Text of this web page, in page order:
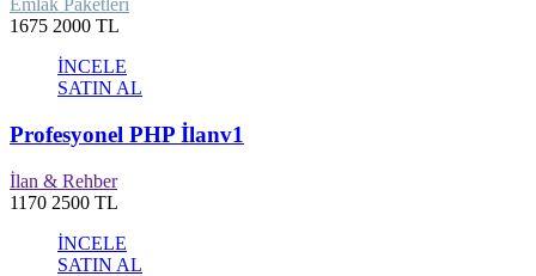
Emlak Paketleri
1675 2000 TL
İNCELE
SATIN AL
Profesyonel PHP İlanv1
İlan & Rehber
1170 2500 TL
İNCELE
SATIN AL